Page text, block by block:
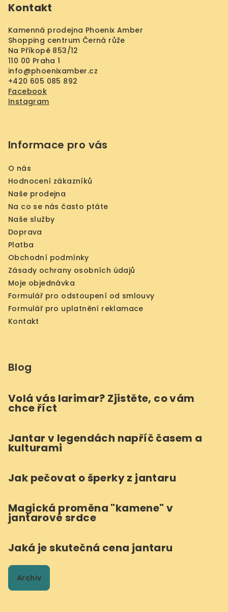
Kontakt
Kamenná prodejna Phoenix Amber
Shopping centrum Černá růže
Na Příkopě 853/12
110 00 Praha 1
info@phoenixamber.cz
+420 605 085 892
Facebook
Instagram
Informace pro vás
O nás
Hodnocení zákazníků
Naše prodejna
Na co se nás často ptáte
Naše služby
Doprava
Platba
Obchodní podmínky
Zásady ochrany osobních údajů
Moje objednávka
Formulář pro odstoupení od smlouvy
Formulář pro uplatnění reklamace
Kontakt
Blog
Volá vás larimar? Zjistěte, co vám
chce říct
Jantar v legendách napříč časem a
kulturami
Jak pečovat o šperky z jantaru
Magická proměna "kamene" v
jantarové srdce
Jaká je skutečná cena jantaru
Archiv